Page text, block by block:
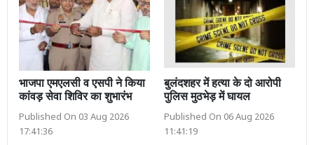
भाजपा एमएलसी व एसपी ने किया
कांवड़ सेवा शिविर का शुभारंभ
Published On 03 Aug 2026
17:41:36
बुलंदशहर में हत्या के दो आरोपी
पुलिस मुठभेड़ में घायल
Published On 06 Aug 2026
11:41:19